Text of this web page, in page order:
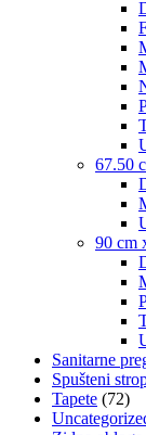
67.50
90 cm
Sanitarne
Spušteni
Tapete (72)